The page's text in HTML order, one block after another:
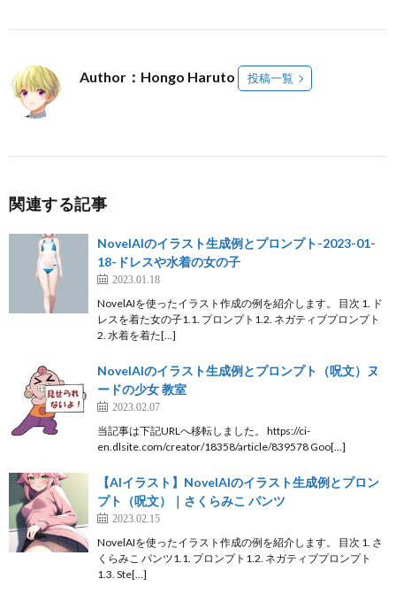
Author：Hongo Haruto 投稿一覧
関連する記事
NovelAIのイラスト生成例とプロンプト-2023-01-
18-ドレスや水着の女の子
2023.01.18
NovelAIを使ったイラスト作成の例を紹介します。 目次 1. ド
レスを着た女の子1.1. プロンプト1.2. ネガティブプロンプト
2. 水着を着た[…]
NovelAIのイラスト生成例とプロンプト（呪文）ヌ
ードの少女 教室
2023.02.07
当記事は下記URLへ移転しました。 https://ci-
en.dlsite.com/creator/18358/article/839578 Goo[…]
【AIイラスト】NovelAIのイラスト生成例とプロン
プト（呪文）｜さくらみこ パンツ
2023.02.15
NovelAIを使ったイラスト作成の例を紹介します。 目次 1. さ
くらみこ パンツ1.1. プロンプト1.2. ネガティブプロンプト
1.3. Ste[…]